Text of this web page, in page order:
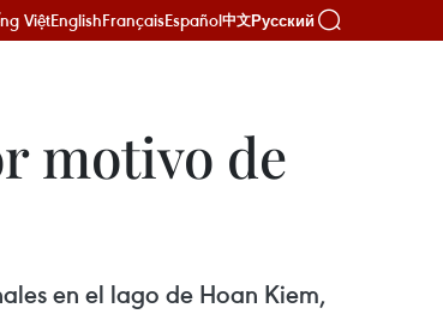
ViệtEnglishFrançaisEspañol中文Русский
motivo de
en el lago de Hoan Kiem,